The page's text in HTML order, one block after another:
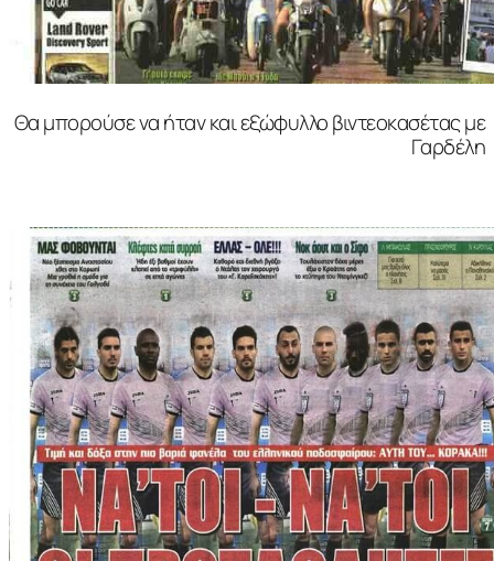
Θα μπορούσε να ήταν και εξώφυλλο βιντεοκασέτας με
Γαρδέλη